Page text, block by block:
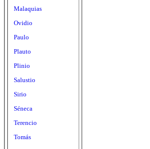
Malaquias
Ovidio
Paulo
Plauto
Plinio
Salustio
Sirio
Séneca
Terencio
Tomás